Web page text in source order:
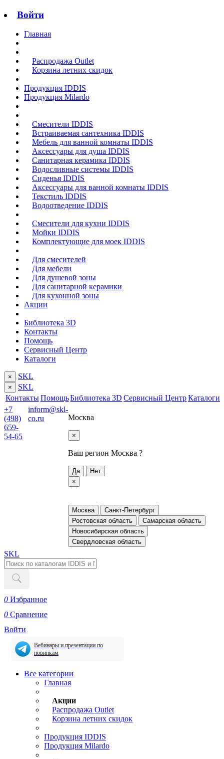
Войти
Главная
Распродажа Outlet
Корзина летних скидок
Продукция IDDIS
Продукция Milardo
Смесители IDDIS
Встраиваемая сантехника IDDIS
Мебель для ванной комнаты IDDIS
Аксессуары для душа IDDIS
Санитарная керамика IDDIS
Водосливные системы IDDIS
Сиденья IDDIS
Аксессуары для ванной комнаты IDDIS
Текстиль IDDIS
Водоотведение IDDIS
Смесители для кухни IDDIS
Мойки IDDIS
Комплектующие для моек IDDIS
Для смесителей
Для мебели
Для душевой зоны
Для санитарной керамики
Для кухонной зоны
Акции
Библиотека 3D
Контакты
Помощь
Сервисный Центр
Каталоги
× SKL
×
SKL
КонтактыПомощьБиблиотека 3D Сервисный ЦентрКаталоги
+7
(498)
659-
54-65
inform@skl-
co.ru
Москва
×
Ваш регионМосква ?
Да
Нет
×
Москва
Санкт-Петербург
Ростовская область
Самарская область
Новосибирская область
Свердловская область
SKL
0 Избранное
0 Сравнение
Войти
Вебинары и презентации по
новинкам
Все категории
Главная
Акции
Распродажа Outlet
Корзина летних скидок
Продукция IDDIS
Продукция Milardo